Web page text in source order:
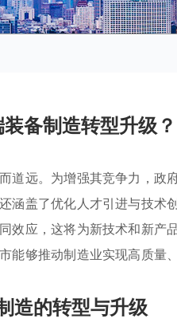
备制造转型升级？
道远。为增强其竞争力，政
涵盖了优化人才引进与技术
效应，这将为新技术和新产
能够推动制造业实现高质量
造的转型与升级